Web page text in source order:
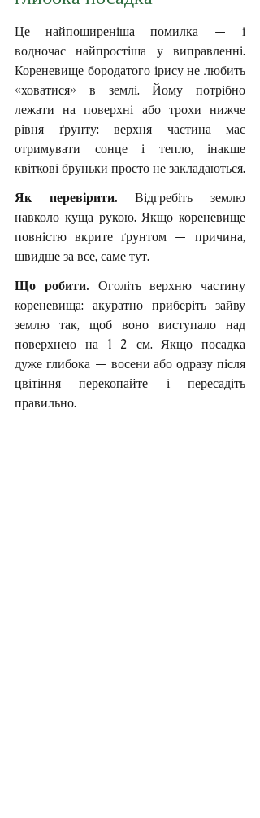
Це найпоширеніша помилка — і
водночас найпростіша у виправленні.
Кореневище бородатого ірису не любить
«ховатися» в землі. Йому потрібно
лежати на поверхні або трохи нижче
рівня ґрунту: верхня частина має
отримувати сонце і тепло, інакше
квіткові бруньки просто не закладаються.
Як перевірити. Відгребіть землю
навколо куща рукою. Якщо кореневище
повністю вкрите ґрунтом — причина,
швидше за все, саме тут.
Що робити. Оголіть верхню частину
кореневища: акуратно приберіть зайву
землю так, щоб воно виступало над
поверхнею на 1–2 см. Якщо посадка
дуже глибока — восени або одразу після
цвітіння перекопайте і пересадіть
правильно.